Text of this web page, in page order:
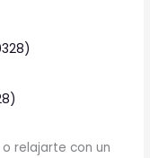
relajarte con un